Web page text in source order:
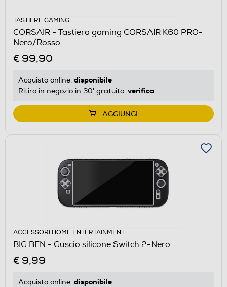
TASTIERE GAMING
CORSAIR - Tastiera gaming CORSAIR K60 PRO-
Nero/Rosso
€ 99,90
Acquisto online: disponibile
Ritiro in negozio in 30' gratuito: verifica
AGGIUNGI
ACCESSORI HOME ENTERTAINMENT
BIG BEN - Guscio silicone Switch 2-Nero
€ 9,99
Acquisto online: disponibile